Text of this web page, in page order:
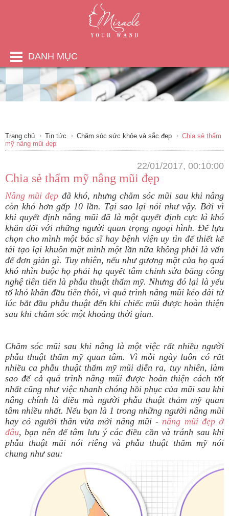
DANH MỤC
Trang chủ Tin tức Chăm sóc sức khỏe và sắc đẹp
Chia sẻ thẩm
mỹ nâng mũi đẹp
22/01/2017, 00:10:00
Chia sẻ thẩm mỹ nâng mũi đẹp
Nâng mũi đẹp đã khó, nhưng chăm sóc mũi sau khi nâng
còn khó hơn gấp 10 lần. Tại sao lại nói như vậy. Bởi vì
khi quyết định nâng mũi đã là một quyết định cực kì khó
khắn đối với những người quan trọng ngoại hình. Để lựa
chọn cho mình một bác sĩ hay bệnh viện uy tìn để thiết kế
tái tạo lại khuôn mặt mình một lần nữa không phải là vấn
để đơn giản gì. Tuy nhiên, nếu như gương mặt của họ quá
khó nhìn buộc họ phải hạ quyết tâm chỉnh sửa bằng công
nghệ tiên tiến là phẫu thuật thẩm mỹ. Nhưng đó lại là yếu
tố khó khăn đầu tiên thôi, vì quá trình nâng mũi kéo dài từ
lúc bắt đầu phẫu thuật đến khi chiếc mũi được hoàn thiện
sau khi chăm sóc một khoảng thời gian.
Chăm sóc mũi sau khi nâng là một việc rất nhiều người
phẫu thuật thẩm mỹ quan tâm. Vì mỗi ngày luôn có rất
nhiều ca phẫu thuật thẩm mỹ mũi diễn ra, tuy nhiên, làm
sao để cả quá trình nâng mũi được hoàn thiện cách tốt
nhất cũng như việc nhanh chóng hồi phục của mũi sau khi
nâng chính là điều mà người phẫu thuật thảm mỹ quan
tâm nhiều nhất. Nếu bạn là 1 trong những người nâng mũi
hay có người thân vừa mới nâng mũi -nâng mũi đẹp ở
đâu, bạn nên để tâm lưu ý các điều cần và tránh sau khi
phẫu thuật mũi nói riêng và phẫu thuật thẩm mỹ nói
chung như sau: